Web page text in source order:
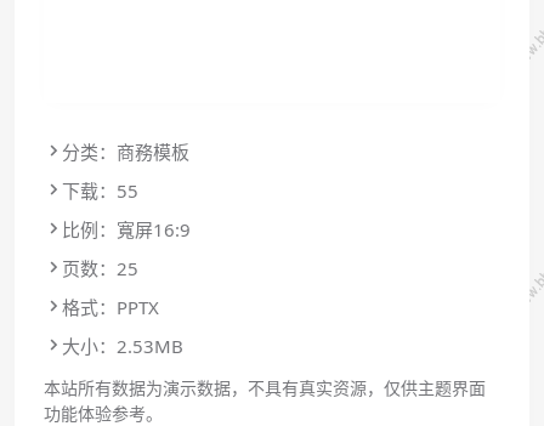
分类：商務模板
下载：55
比例：寬屏16:9
页数：25
格式：PPTX
大小：2.53MB
本站所有数据为演示数据，不具有真实资源，仅供主题界面
功能体验参考。